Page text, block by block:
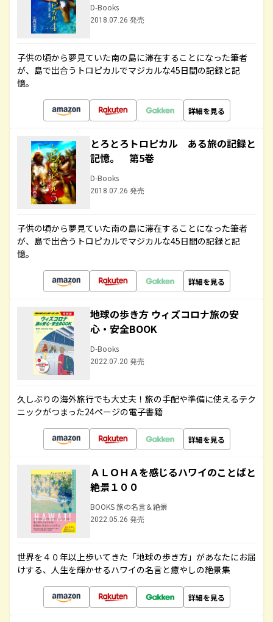
D-Books
2018.07.26 発売
子供の頃から夢見ていた南の島に滞在することになった筆者
が、島で出合うトロピカルでマジカルな45日間の記録と記
憶。
詳細を見る
とろとろトロピカル ある旅の記録と
記憶。 第5巻
D-Books
2018.07.26 発売
子供の頃から夢見ていた南の島に滞在することになった筆者
が、島で出合うトロピカルでマジカルな45日間の記録と記
憶。
詳細を見る
地球の歩き方 ウィズコロナ旅の安
心・安全BOOK
D-Books
2022.07.20 発売
久しぶりの海外旅行でも大丈夫！旅の手配や準備に使えるテク
ニックがつまった24ページの電子書籍
詳細を見る
ＡＬＯＨＡを感じるハワイのことばと
絶景１００
BOOKS 旅の名言＆絶景
2022.05.26 発売
世界を４０年以上歩いてきた「地球の歩き方」があなたにお届
けする、人生を輝かせるハワイの名言と癒やしの絶景集
詳細を見る